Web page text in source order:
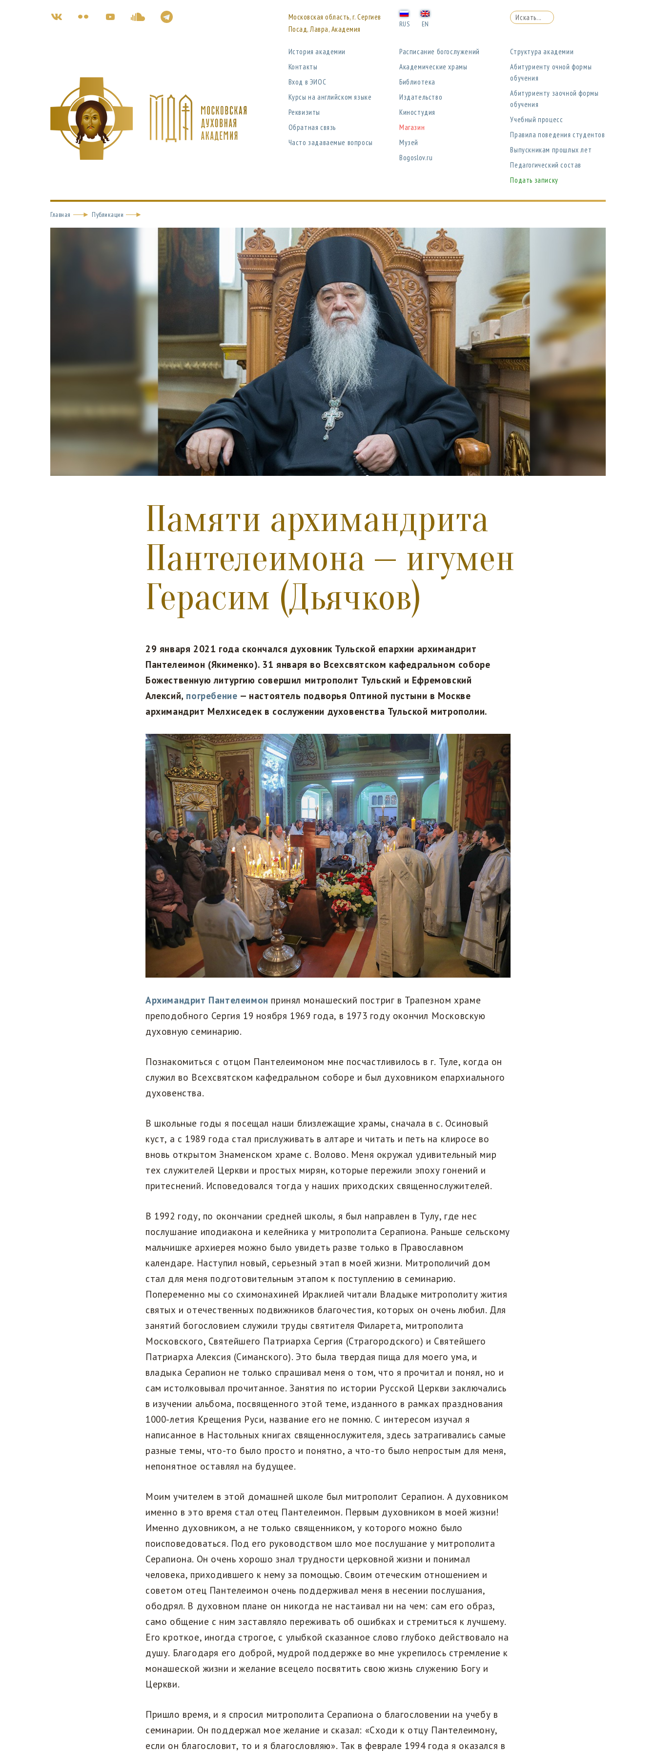
Московская область, г. Сергиев
Посад, Лавра, Академия
RUS EN
История академии
Контакты
Вход в ЭИОС
Курсы на английском языке
Реквизиты
Обратная связь
Часто задаваемые вопросы
Расписание богослужений
Академические храмы
Библиотека
Издательство
Киностудия
Магазин
Музей
Bogoslov.ru
Структура академии
Абитуриенту очной формы
обучения
Абитуриенту заочной формы
обучения
Учебный процесс
Правила поведения студентов
Выпускникам прошлых лет
Педагогический состав
Подать записку
Главная Публикации
Памяти архимандрита
Пантелеимона — игумен
Герасим (Дьячков)
29 января 2021 года скончался духовник Тульской епархии архимандрит
Пантелеимон (Якименко). 31 января во Всехсвятском кафедральном соборе
Божественную литургию совершил митрополит Тульский и Ефремовский
Алексий, погребение — настоятель подворья Оптиной пустыни в Москве
архимандрит Мелхиседек в сослужении духовенства Тульской митрополии.
Архимандрит Пантелеимон принял монашеский постриг в Трапезном храме
преподобного Сергия 19 ноября 1969 года, в 1973 году окончил Московскую
духовную семинарию.
Познакомиться с отцом Пантелеимоном мне посчастливилось в г. Туле, когда он
служил во Всехсвятском кафедральном соборе и был духовником епархиального
духовенства.
В школьные годы я посещал наши близлежащие храмы, сначала в с. Осиновый
куст, а с 1989 года стал прислуживать в алтаре и читать и петь на клиросе во
вновь открытом Знаменском храме с. Волово. Меня окружал удивительный мир
тех служителей Церкви и простых мирян, которые пережили эпоху гонений и
притеснений. Исповедовался тогда у наших приходских священнослужителей.
В 1992 году, по окончании средней школы, я был направлен в Тулу, где нес
послушание иподиакона и келейника у митрополита Серапиона. Раньше сельскому
мальчишке архиерея можно было увидеть разве только в Православном
календаре. Наступил новый, серьезный этап в моей жизни. Митрополичий дом
стал для меня подготовительным этапом к поступлению в семинарию.
Попеременно мы со схимонахиней Ираклией читали Владыке митрополиту жития
святых и отечественных подвижников благочестия, которых он очень любил. Для
занятий богословием служили труды святителя Филарета, митрополита
Московского, Святейшего Патриарха Сергия (Страгородского) и Святейшего
Патриарха Алексия (Симанского). Это была твердая пища для моего ума, и
владыка Серапион не только спрашивал меня о том, что я прочитал и понял, но и
сам истолковывал прочитанное. Занятия по истории Русской Церкви заключались
в изучении альбома, посвященного этой теме, изданного в рамках празднования
1000-летия Крещения Руси, название его не помню. С интересом изучал я
написанное в Настольных книгах священнослужителя, здесь затрагивались самые
разные темы, что-то было просто и понятно, а что-то было непростым для меня,
непонятное оставлял на будущее.
Моим учителем в этой домашней школе был митрополит Серапион. А духовником
именно в это время стал отец Пантелеимон. Первым духовником в моей жизни!
Именно духовником, а не только священником, у которого можно было
поисповедоваться. Под его руководством шло мое послушание у митрополита
Серапиона. Он очень хорошо знал трудности церковной жизни и понимал
человека, приходившего к нему за помощью. Своим отеческим отношением и
советом отец Пантелеимон очень поддерживал меня в несении послушания,
ободрял. В духовном плане он никогда не настаивал ни на чем: сам его образ,
само общение с ним заставляло переживать об ошибках и стремиться к лучшему.
Его кроткое, иногда строгое, с улыбкой сказанное слово глубоко действовало на
душу. Благодаря его доброй, мудрой поддержке во мне укрепилось стремление к
монашеской жизни и желание всецело посвятить свою жизнь служению Богу и
Церкви.
Пришло время, и я спросил митрополита Серапиона о благословении на учебу в
семинарии. Он поддержал мое желание и сказал: «Сходи к отцу Пантелеимону,
если он благословит, то и я благословляю». Так в феврале 1994 года я оказался в